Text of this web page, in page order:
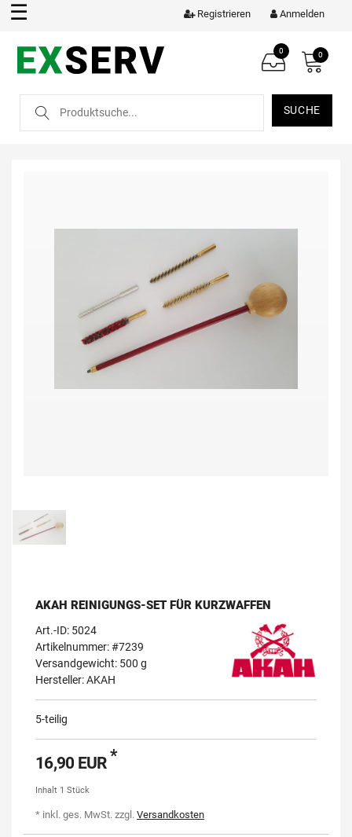
☰ Anmelden
Registrieren
SUCHE
0 0
AKAH REINIGUNGS-SET FÜR KURZWAFFEN
Art.-ID: 5024
Artikelnummer: #7239
Versandgewicht: 500 g
Hersteller:AKAH
5-teilig
16,90 EUR*
Inhalt 1 Stück
* inkl. ges. MwSt. zzgl. Versandkosten